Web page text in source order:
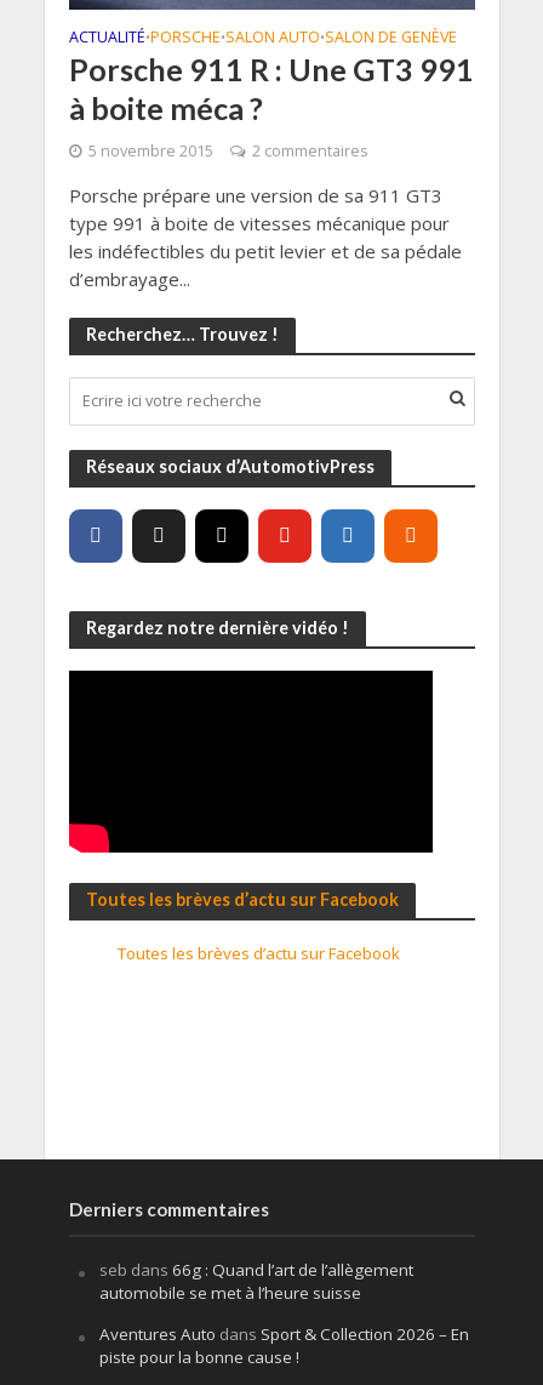
ACTUALITÉ•PORSCHE•SALON AUTO•SALON DE GENÈVE
Porsche 911 R : Une GT3 991
à boite méca ?
5 novembre 2015 2 commentaires
Porsche prépare une version de sa 911 GT3
type 991 à boite de vitesses mécanique pour
les indéfectibles du petit levier et de sa pédale
d’embrayage...
Recherchez… Trouvez !
Réseaux sociaux d’AutomotivPress
Regardez notre dernière vidéo !
Toutes les brèves d’actu sur Facebook
Toutes les brèves d’actu sur Facebook
Derniers commentaires
seb dans 66g : Quand l’art de l’allègement
automobile se met à l’heure suisse
Aventures Auto dans Sport & Collection 2026 – En
piste pour la bonne cause !